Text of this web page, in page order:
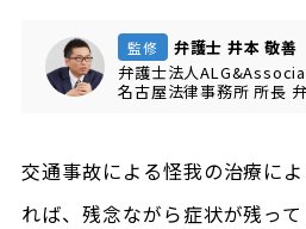
監修
弁護士 井本 敬善
弁護士法人
名古屋法律事務所所長
交通事故による怪我の治療に
れば、残念ながら症状が残っ